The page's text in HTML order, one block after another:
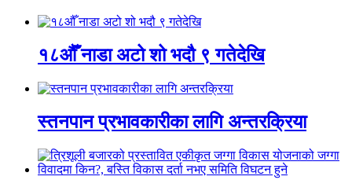
१८औँ नाडा अटो शो भदौ ९ गतेदेखि
स्तनपान प्रभावकारीका लागि अन्तरक्रिया